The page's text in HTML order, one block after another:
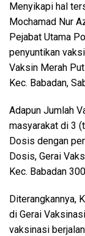
Menyikapi hal
Mochamad Nur
Pejabat Utama
penyuntikan
Vaksin Merah
Kec. Babadan,
Adapun Jumlah
masyarakat di 3
Dosis dengan
Dosis, Gerai
Kec. Babadan
Diterangkannya,
di Gerai
vaksinasi